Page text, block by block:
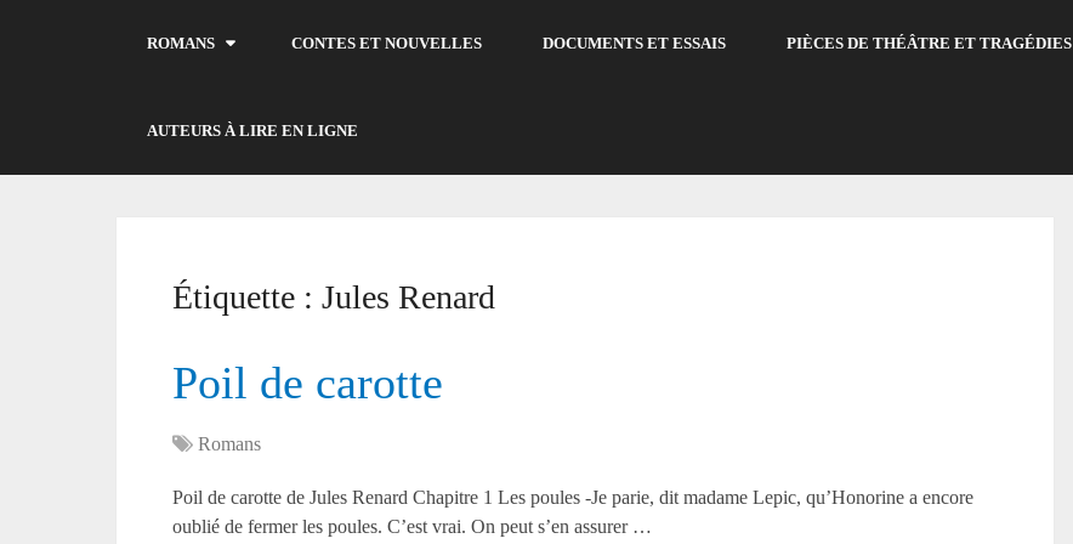
ROMANS CONTES ET NOUVELLES DOCUMENTS ET ESSAIS PIÈCES DE THÉÂTRE ET TRAGÉDIES
AUTEURS À LIRE EN LIGNE
Étiquette : Jules Renard
Poil de carotte
Romans
Poil de carotte de Jules Renard Chapitre 1 Les poules -Je parie, dit madame Lepic, qu’Honorine a encore
oublié de fermer les poules. C’est vrai. On peut s’en assurer …